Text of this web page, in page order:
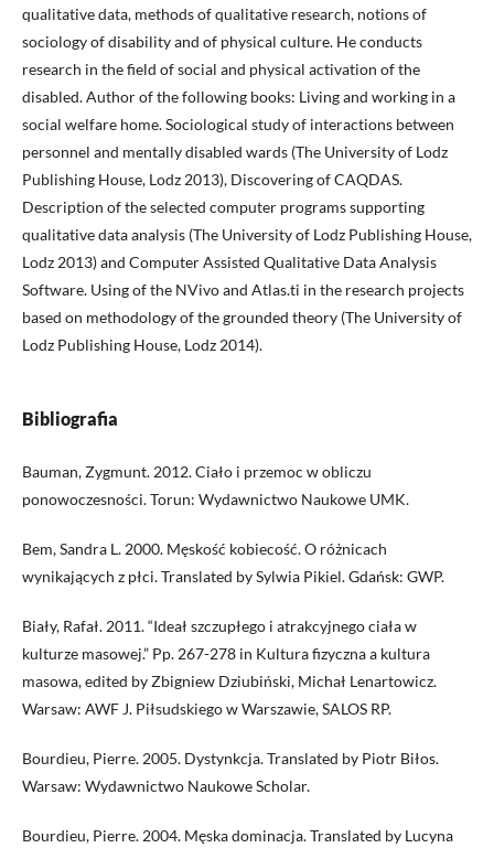
qualitative data, methods of qualitative research, notions of
sociology of disability and of physical culture. He conducts
research in the field of social and physical activation of the
disabled. Author of the following books: Living and working in a
social welfare home. Sociological study of interactions between
personnel and mentally disabled wards (The University of Lodz
Publishing House, Lodz 2013), Discovering of CAQDAS.
Description of the selected computer programs supporting
qualitative data analysis (The University of Lodz Publishing House,
Lodz 2013) and Computer Assisted Qualitative Data Analysis
Software. Using of the NVivo and Atlas.ti in the research projects
based on methodology of the grounded theory (The University of
Lodz Publishing House, Lodz 2014).
Bibliografia
Bauman, Zygmunt. 2012. Ciało i przemoc w obliczu
ponowoczesności. Torun: Wydawnictwo Naukowe UMK.
Bem, Sandra L. 2000. Męskość kobiecość. O różnicach
wynikających z płci. Translated by Sylwia Pikiel. Gdańsk: GWP.
Biały, Rafał. 2011. “Ideał szczupłego i atrakcyjnego ciała w
kulturze masowej.” Pp. 267-278 in Kultura fizyczna a kultura
masowa, edited by Zbigniew Dziubiński, Michał Lenartowicz.
Warsaw: AWF J. Piłsudskiego w Warszawie, SALOS RP.
Bourdieu, Pierre. 2005. Dystynkcja. Translated by Piotr Biłos.
Warsaw: Wydawnictwo Naukowe Scholar.
Bourdieu, Pierre. 2004. Męska dominacja. Translated by Lucyna